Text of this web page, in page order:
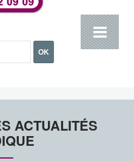
OK
ACTUALITÉS